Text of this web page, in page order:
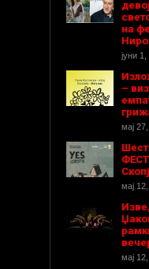
на
Ниро
јуни
–
мај
мај
мај